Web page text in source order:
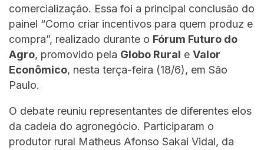
comercialização. Essa foi a principal conclusão do
painel “Como criar incentivos para quem produz e
compra”, realizado durante o Fórum Futuro do
Agro, promovido pela Globo Rural e Valor
Econômico, nesta terça-feira (18/6), em São
Paulo.
O debate reuniu representantes de diferentes elos
da cadeia do agronegócio. Participaram o
produtor rural Matheus Afonso Sakai Vidal, da